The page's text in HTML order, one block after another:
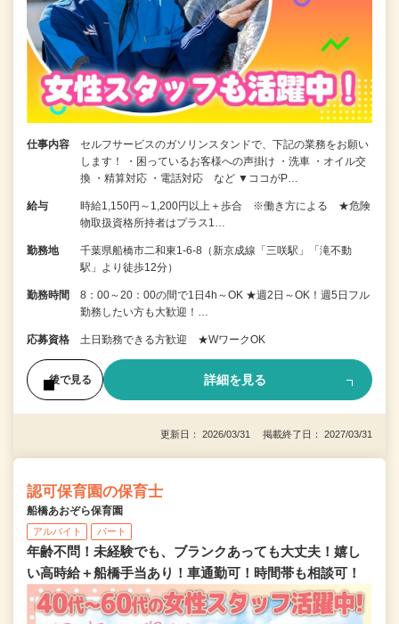
仕事内容
セルフサービスのガソリンスタンドで、下記の業務をお願い
します！ ・困っているお客様への声掛け ・洗車 ・オイル交
換 ・精算対応 ・電話対応 など ▼ココがP…
給与
時給1,150円～1,200円以上＋歩合 ※働き方による ★危険
物取扱資格所持者はプラス1…
勤務地
千葉県船橋市二和東1-6-8（新京成線「三咲駅」「滝不動
駅」より徒歩12分）
勤務時間
8：00～20：00の間で1日4h～OK ★週2日～OK！週5日フル
勤務したい方も大歓迎！…
応募資格 土日勤務できる方歓迎 ★WワークOK
後で見る 詳細を見る
更新日： 2026/03/31 掲載終了日： 2027/03/31
認可保育園の保育士
船橋あおぞら保育園
アルバイト パート
年齢不問！未経験でも、ブランクあっても大丈夫！嬉し
い高時給＋船橋手当あり！車通勤可！時間帯も相談可！